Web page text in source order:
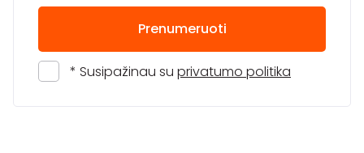
Prenumeruoti
* Susipažinau su privatumo politika